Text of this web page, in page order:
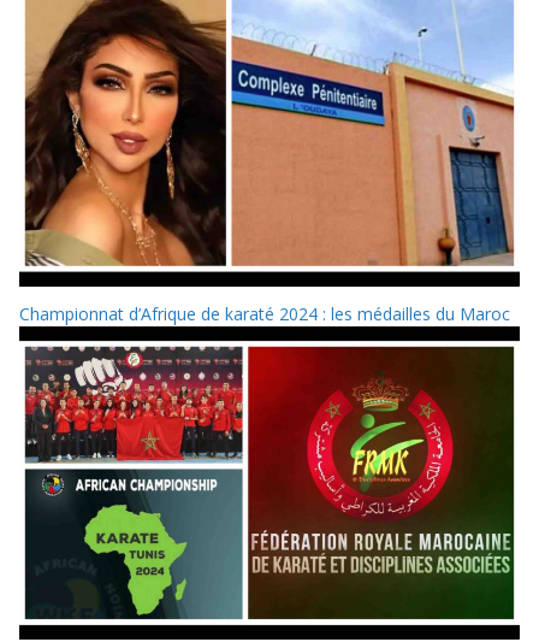
Championnat d’Afrique de karaté 2024 : les médailles du Maroc